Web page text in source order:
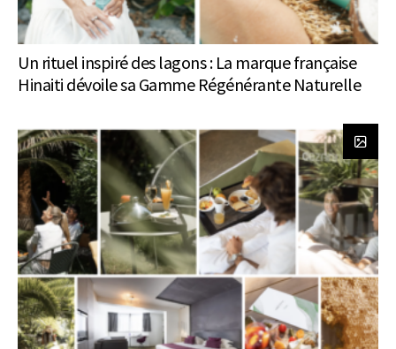
Un rituel inspiré des lagons : La marque française
Hinaiti dévoile sa Gamme Régénérante Naturelle